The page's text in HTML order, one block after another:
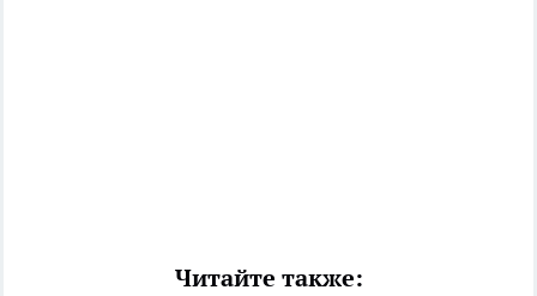
Читайте также: